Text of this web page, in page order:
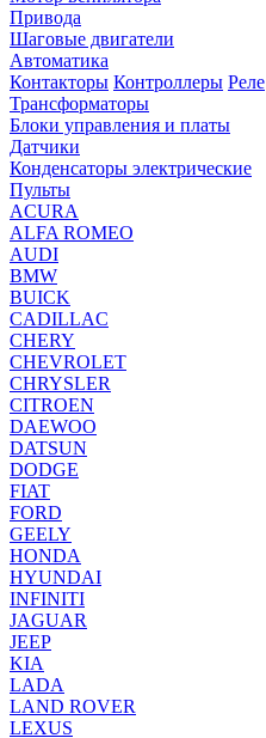
Привода
Шаговые двигатели
Автоматика
Контакторы Контроллеры Реле
Трансформаторы
Блоки управления и платы
Датчики
Конденсаторы электрические
Пульты
ACURA
ALFA ROMEO
AUDI
BMW
BUICK
CADILLAC
CHERY
CHEVROLET
CHRYSLER
CITROEN
DAEWOO
DATSUN
DODGE
FIAT
FORD
GEELY
HONDA
HYUNDAI
INFINITI
JAGUAR
JEEP
KIA
LADA
LAND ROVER
LEXUS